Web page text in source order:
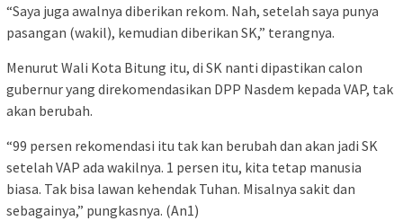
“Saya juga awalnya diberikan rekom. Nah, setelah saya punya
pasangan (wakil), kemudian diberikan SK,” terangnya.
Menurut Wali Kota Bitung itu, di SK nanti dipastikan calon
gubernur yang direkomendasikan DPP Nasdem kepada VAP, tak
akan berubah.
“99 persen rekomendasi itu tak kan berubah dan akan jadi SK
setelah VAP ada wakilnya. 1 persen itu, kita tetap manusia
biasa. Tak bisa lawan kehendak Tuhan. Misalnya sakit dan
sebagainya,” pungkasnya. (An1)